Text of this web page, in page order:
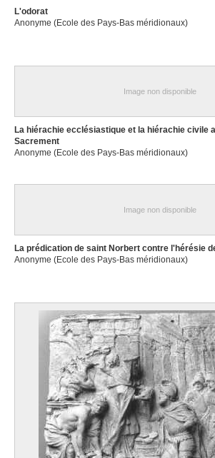
L'odorat
Anonyme (Ecole des Pays-Bas méridionaux)
Image non disponible
La hiérachie ecclésiastique et la hiérachie civile
Sacrement
Anonyme (Ecole des Pays-Bas méridionaux)
Image non disponible
La prédication de saint Norbert contre l'hérésie
Anonyme (Ecole des Pays-Bas méridionaux)